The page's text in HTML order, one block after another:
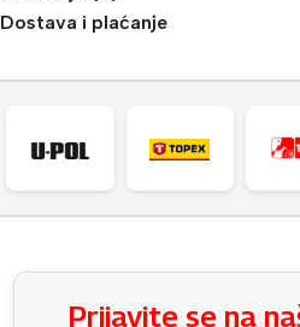
Dostava i plaćanje
Prijavite se na